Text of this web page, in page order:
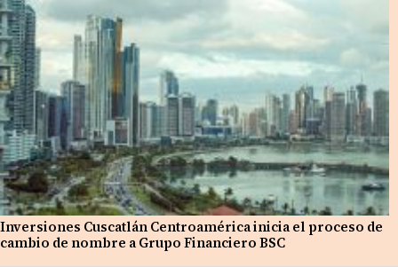
Inversiones Cuscatlán Centroamérica inicia el proceso de
cambio de nombre a Grupo Financiero BSC